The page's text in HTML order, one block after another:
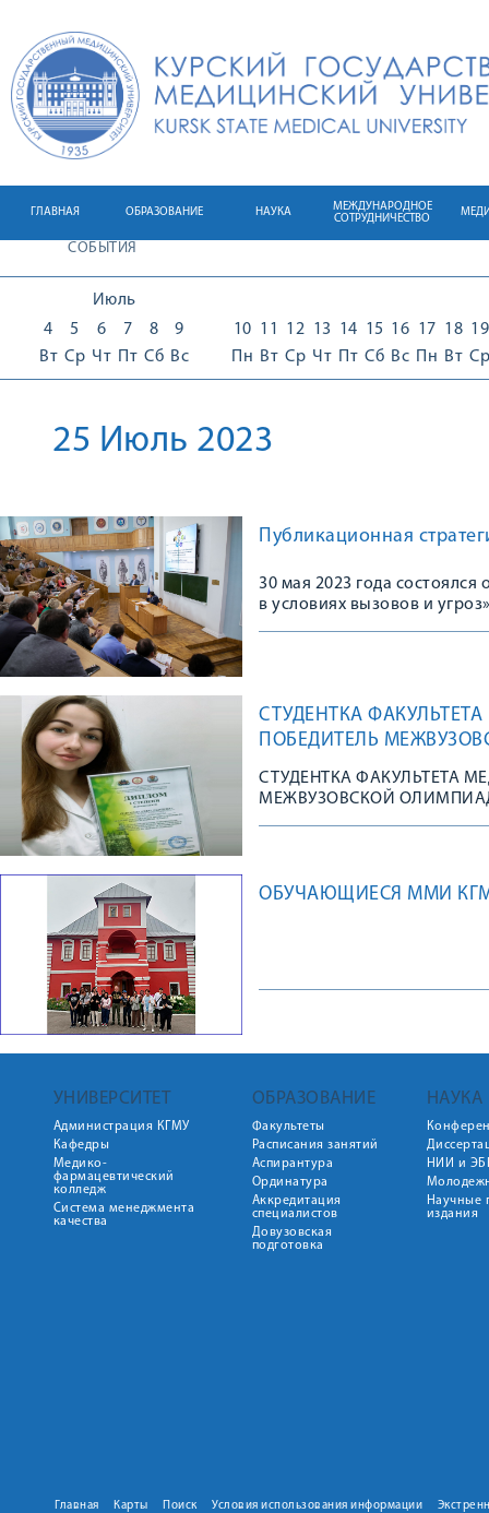
ГЛАВНАЯ ОБРАЗОВАНИЕ НАУКА
МЕЖДУНАРОДНОЕ
СОТРУДНИЧЕСТВО
СОБЫТИЯ
Июль
4
Вт
5
Ср
6
Чт
7
Пт
8
Сб
9
Вс
10
Пн
11
Вт
12
Ср
13
Чт
14
Пт
15
Сб
16
Вс
17
Пн
18
Вт
19
Ср
25 Июль 2023
Публикационная
30 мая 2023 года
в условиях вызовов и
СТУДЕНТКА
ПОБЕДИТЕЛЬ
СТУДЕНТКА ФАКУЛЬТЕТА
МЕЖВУЗОВСКОЙ
ОБУЧАЮЩИЕСЯ ММИ
УНИВЕРСИТЕТ
Администрация КГМУ
Кафедры
Медико-
фармацевтический
колледж
Система менеджмента
качества
ОБРАЗОВАНИЕ
Факультеты
Расписания занятий
Аспирантура
Ординатура
Аккредитация
специалистов
Довузовская
подготовка
НАУКА
НИИ и
Научные
издания
Главная Карты Поиск Условия использования информации